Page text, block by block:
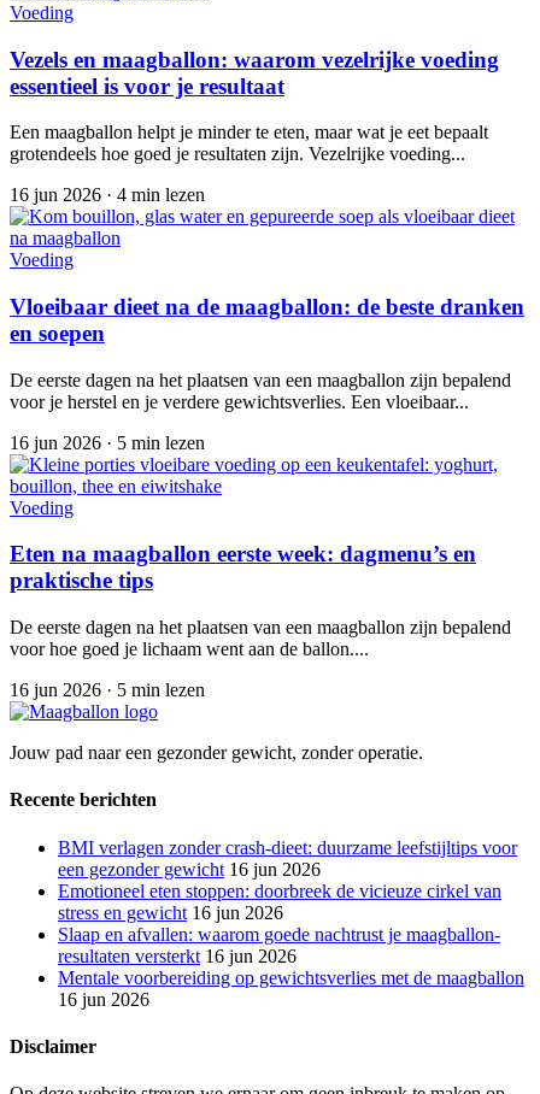
Voeding
Vezels en maagballon: waarom vezelrijke voeding
essentieel is voor je resultaat
Een maagballon helpt je minder te eten, maar wat je eet bepaalt
grotendeels hoe goed je resultaten zijn. Vezelrijke voeding...
16 jun 2026 · 4 min lezen
Voeding
Vloeibaar dieet na de maagballon: de beste dranken
en soepen
De eerste dagen na het plaatsen van een maagballon zijn bepalend
voor je herstel en je verdere gewichtsverlies. Een vloeibaar...
16 jun 2026 · 5 min lezen
Voeding
Eten na maagballon eerste week: dagmenu’s en
praktische tips
De eerste dagen na het plaatsen van een maagballon zijn bepalend
voor hoe goed je lichaam went aan de ballon....
16 jun 2026 · 5 min lezen
Jouw pad naar een gezonder gewicht, zonder operatie.
Recente berichten
BMI verlagen zonder crash-dieet: duurzame leefstijltips voor
een gezonder gewicht 16 jun 2026
Emotioneel eten stoppen: doorbreek de vicieuze cirkel van
stress en gewicht 16 jun 2026
Slaap en afvallen: waarom goede nachtrust je maagballon-
resultaten versterkt 16 jun 2026
Mentale voorbereiding op gewichtsverlies met de maagballon
16 jun 2026
Disclaimer